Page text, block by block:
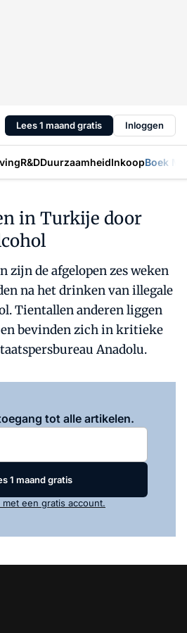
Lees 1 maand gratis Inloggen
R&DDuurzaamheidInkoopBoek
in Turkije door
zijn de afgelopen zes weken
na het drinken van illegale
Tientallen anderen liggen
bevinden zich in kritieke
Anadolu.
tot alle artikelen.
1 maand gratis
een gratis account.